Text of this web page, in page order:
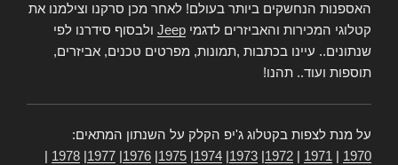
האספנות הנחשקים ביותר בעולם! לאחר מכן סרקנו וצילמנו את
קטלוגי המכירות והאביזרים לדגמי Jeep ולבסוף סידרנו לפי
שנתונים.. עיינו בכתבות ,תמונות, מפרטים טכנים, אביזרים,
תוספות ועוד.. תהנו!
על מנת לצפות בקטלוג ג'יפ הקלק על השנתון המתאים:
1970
1971
1972
1973
1974
1975
1976
1977
1978